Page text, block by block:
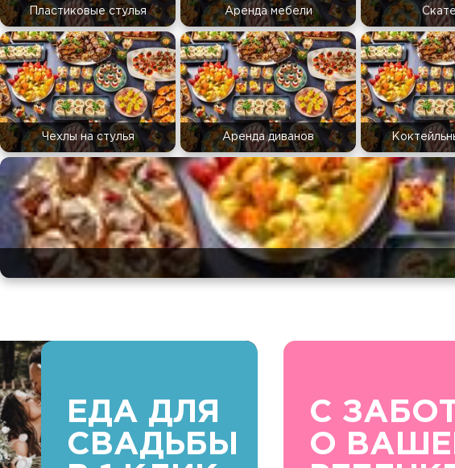
Пластиковые стулья Аренда мебели
Чехлы на стулья Аренда диванов
ЕДА ДЛЯ
СВАДЬБЫ
С
О